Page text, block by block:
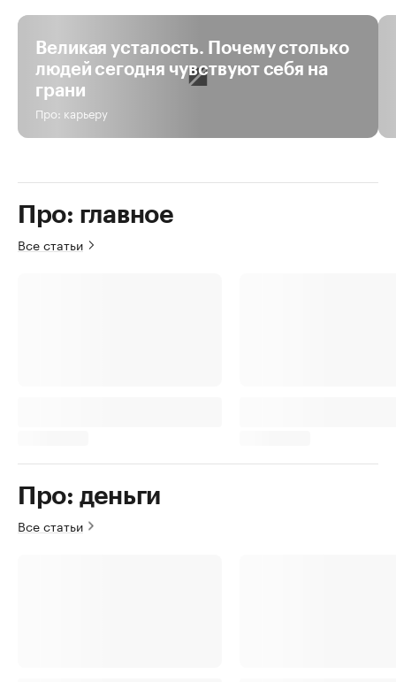
Великая усталость. Почему столько
людей сегодня чувствуют себя на
грани
Про: карьеру
Про: главное
Все статьи
Про: деньги
Все статьи